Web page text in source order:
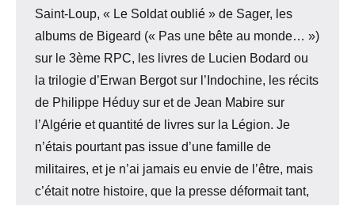
Saint-Loup, « Le Soldat oublié » de Sager, les
albums de Bigeard (« Pas une bête au monde… »)
sur le 3ème RPC, les livres de Lucien Bodard ou
la trilogie d’Erwan Bergot sur l’Indochine, les récits
de Philippe Héduy sur et de Jean Mabire sur
l’Algérie et quantité de livres sur la Légion. Je
n’étais pourtant pas issue d’une famille de
militaires, et je n’ai jamais eu envie de l’être, mais
c’était notre histoire, que la presse déformait tant,